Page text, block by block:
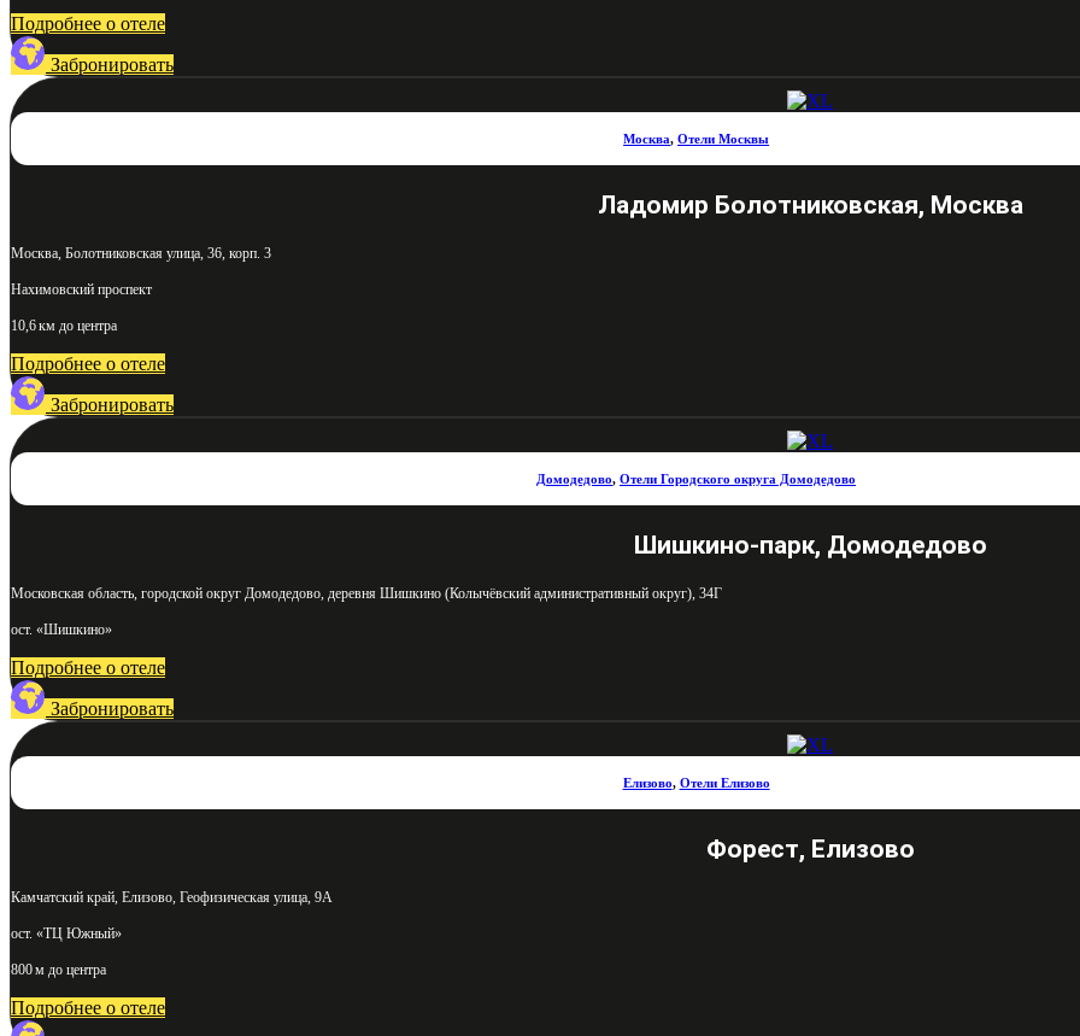
Подробнее о отеле
Забронировать
Москва,Отели Москвы
Ладомир Болотниковская, Москва
Москва, Болотниковская улица, 36, корп. 3
Нахимовский проспект
10,6 км до центра
Подробнее о отеле
Забронировать
Домодедово,Отели Городского округа Домодедово
Шишкино-парк, Домодедово
Московская область, городской округ Домодедово, деревня Шишкино (Колычёвский административный округ), 34Г
ост. «Шишкино»
Подробнее о отеле
Забронировать
Елизово, Отели Елизово
Форест, Елизово
Камчатский край, Елизово, Геофизическая улица, 9А
ост. «ТЦ Южный»
800 м до центра
Подробнее о отеле